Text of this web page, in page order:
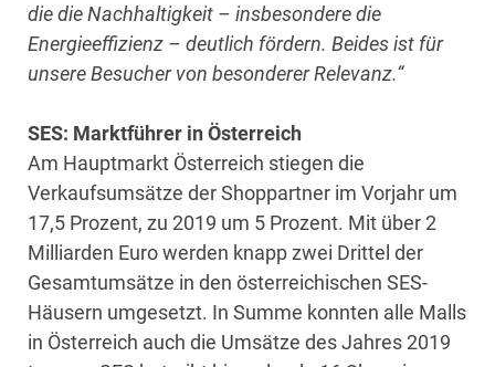
die die Nachhaltigkeit – insbesondere die
Energieeffizienz – deutlich fördern. Beides ist für
unsere Besucher von besonderer Relevanz.“
SES: Marktführer in Österreich
Am Hauptmarkt Österreich stiegen die
Verkaufsumsätze der Shoppartner im Vorjahr um
17,5 Prozent, zu 2019 um 5 Prozent. Mit über 2
Milliarden Euro werden knapp zwei Drittel der
Gesamtumsätze in den österreichischen SES-
Häusern umgesetzt. In Summe konnten alle Malls
in Österreich auch die Umsätze des Jahres 2019